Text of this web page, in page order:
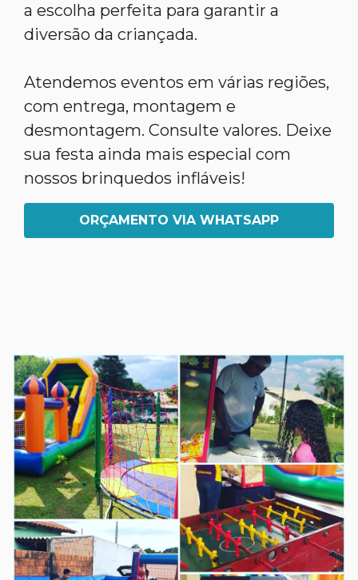
a escolha perfeita para garantir a
diversão da criançada.
Atendemos eventos em várias regiões,
com entrega, montagem e
desmontagem. Consulte valores. Deixe
sua festa ainda mais especial com
nossos brinquedos infláveis!
ORÇAMENTO VIA WHATSAPP